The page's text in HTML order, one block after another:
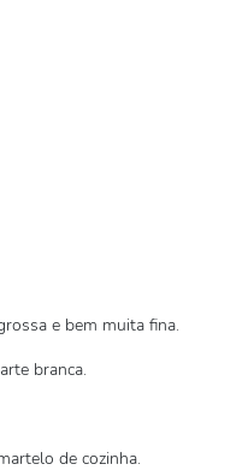
e bem muita fina.
branca.
de cozinha.